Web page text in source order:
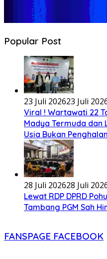
Popular Post
23 Juli 202623 Juli
Viral ! Wartawati 22
Madya Termuda dan
Usia Bukan
28 Juli 202628 Juli
Lewat RDP DPRD
Tambang PGM Sah
FANSPAGE FACEBOOK